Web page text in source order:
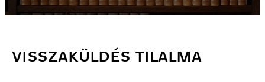
VISSZAKÜLDÉS TILALMA